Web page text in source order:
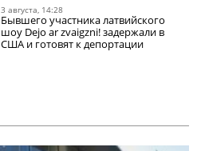
3 августа, 14:28
Бывшего участника латвийского
шоу Dejo ar zvaigzni! задержали в
США и готовят к депортации